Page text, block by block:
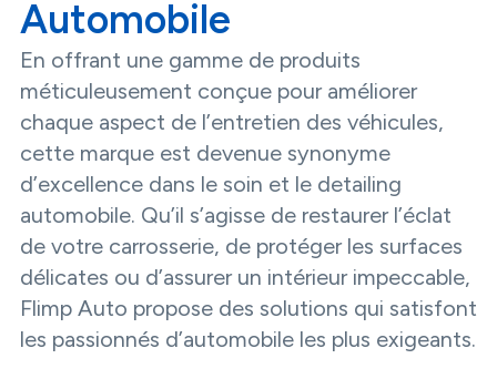
Automobile
En offrant une gamme de produits
méticuleusement conçue pour améliorer
chaque aspect de l’entretien des véhicules,
cette marque est devenue synonyme
d’excellence dans le soin et le detailing
automobile. Qu’il s’agisse de restaurer l’éclat
de votre carrosserie, de protéger les surfaces
délicates ou d’assurer un intérieur impeccable,
Flimp Auto propose des solutions qui satisfont
les passionnés d’automobile les plus exigeants.